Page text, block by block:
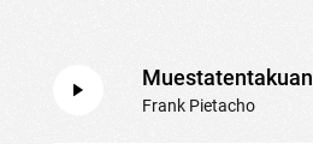
Muestatentakuan
Frank Pietacho